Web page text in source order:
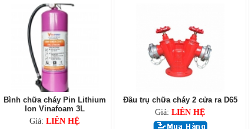
Bình chữa cháy Pin Lithium
Ion Vinafoam 3L
Giá: LIÊN HỆ
Đầu trụ chữa cháy 2 cửa ra D65
Giá: LIÊN HỆ